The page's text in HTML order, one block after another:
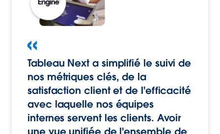
Tableau Next a simplifié le suivi de
nos métriques clés, de la
satisfaction client et de l'efficacité
avec laquelle nos équipes
internes servent les clients. Avoir